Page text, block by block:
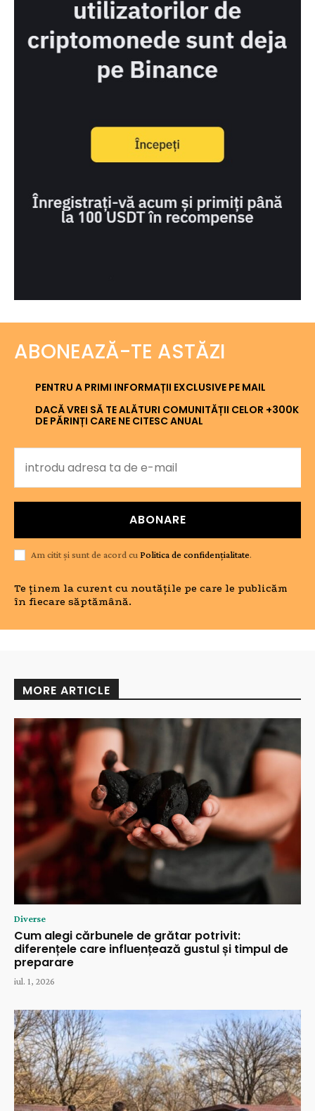
ABONEAZĂ-TE ASTĂZI
PENTRU A PRIMI INFORMAȚII EXCLUSIVE PE MAIL
DACĂ VREI SĂ TE ALĂTURI COMUNITĂȚII CELOR +300K
DE PĂRINȚI CARE NE CITESC ANUAL
ABONARE
Am citit și sunt de acord cu Politica de confidențialitate.
Te ținem la curent cu noutățile pe care le publicăm
în fiecare săptămână.
MORE ARTICLE
Diverse
Cum alegi cărbunele de grătar potrivit:
diferențele care influențează gustul și timpul de
preparare
iul. 1, 2026